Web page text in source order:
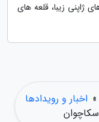
ژاپنی زیبا، قلعه های
» اخبار و رویدادها